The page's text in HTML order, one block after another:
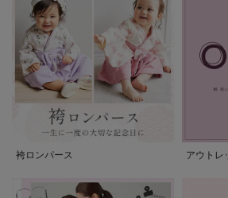
袴ロンパース アウトレ